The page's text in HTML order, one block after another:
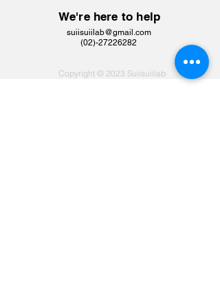
We're here to help
suiisuiilab@gmail.com
​(02)-27226282
Copyright © 2023 Suiisuiilab